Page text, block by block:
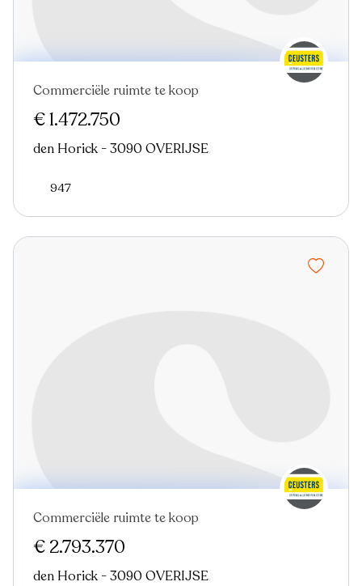
Commerciële ruimte te koop
€ 1.472.750
den Horick - 3090 OVERIJSE
947
Commerciële ruimte te koop
€ 2.793.370
den Horick - 3090 OVERIJSE